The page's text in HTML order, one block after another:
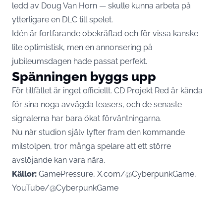
ledd av Doug Van Horn — skulle kunna arbeta på
ytterligare en DLC till spelet.
Idén är fortfarande obekräftad och för vissa kanske
lite optimistisk, men en annonsering på
jubileumsdagen hade passat perfekt.
Spänningen byggs upp
För tillfället är inget officiellt. CD Projekt Red är kända
för sina noga avvägda teasers, och de senaste
signalerna har bara ökat förväntningarna.
Nu när studion själv lyfter fram den kommande
milstolpen, tror många spelare att ett större
avslöjande kan vara nära.
Källor: GamePressure, X.com/@CyberpunkGame,
YouTube/@CyberpunkGame